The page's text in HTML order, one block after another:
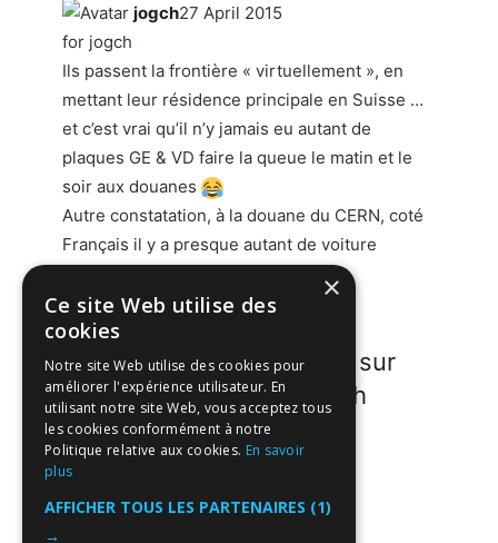
jogch27 April 2015
Ils passent la frontière « virtuellement », en
mettant leur résidence principale en Suisse …
et c’est vrai qu’il n’y jamais eu autant de
plaques GE & VD faire la queue le matin et le
soir aux douanes
Autre constatation, à la douane du CERN, coté
Français il y a presque autant de voiture
stationnées en plaques 01 que GE …
Participez à la discussion sur
forum.welcome-suisse.ch
Participants
×
Ce site Web utilise des
cookies
Notre site Web utilise des cookies pour
améliorer l'expérience utilisateur. En
utilisant notre site Web, vous acceptez tous
les cookies conformément à notre
Politique relative aux cookies. En savoir
plus
AFFICHER TOUS LES PARTENAIRES (1)
→